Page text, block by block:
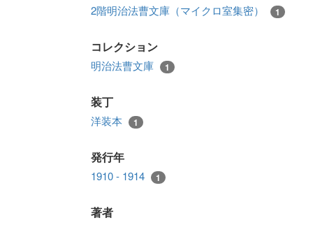
2階明治法曹文庫（マイクロ室集密） 1
コレクション
明治法曹文庫 1
装丁
洋装本 1
発行年
1910 - 1914 1
著者